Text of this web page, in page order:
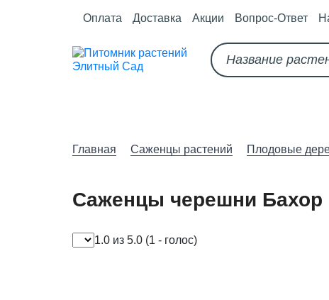
Оплата Доставка Акции Вопрос-Ответ
Главная Саженцы растений Плодовые
Саженцы черешни Бахор
1.0 из 5.0 (1 - голос)